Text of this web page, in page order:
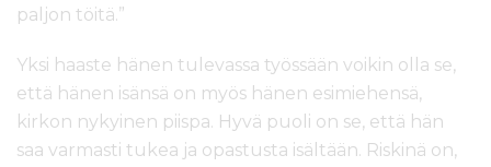
paljon töitä.”
Yksi haaste hänen tulevassa työssään voikin olla se,
että hänen isänsä on myös hänen esimiehensä,
kirkon nykyinen piispa. Hyvä puoli on se, että hän
saa varmasti tukea ja opastusta isältään. Riskinä on,